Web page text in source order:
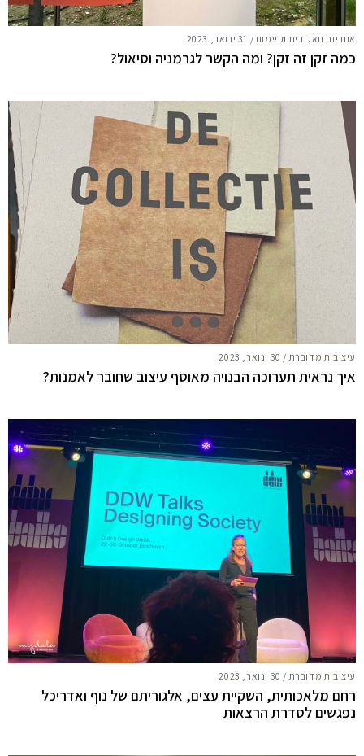
אחריות תאגידית וקיימות / 31 ינואר, 2023
כמה זקן זה זקן? ומה הקשר לגרמניה וסיאול?
עיצובית מדוברת / 30 ינואר, 2023
איך נראית תערוכה הבנויה מאוסף עיצוב שחובר לאמנות?
עיצובית מדוברת / 30 ינואר, 2023
רחם מלאכותית, השקיית עצים, אלגוריתם של נוף ואדריכל
נפגשים לסדרת הרצאות